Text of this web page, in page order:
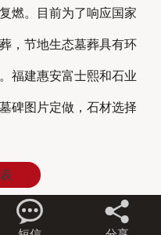
燃。目前为了响应国家
，节地生态墓葬具有环
福建惠安富士熙和石业
碑图片定做，石材选择
 